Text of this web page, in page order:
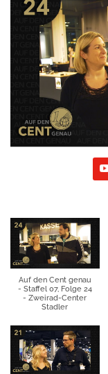
Auf den Cent genau
- Staffel 07, Folge 24
- Zweirad-Center
Stadler